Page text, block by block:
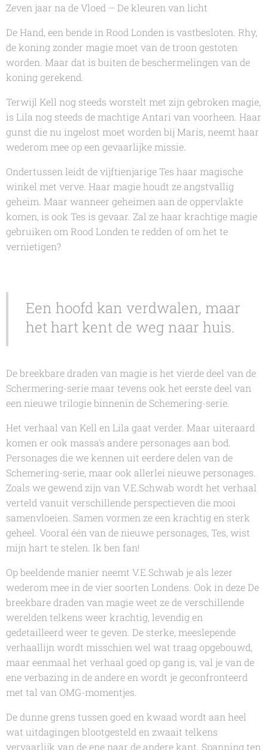
Zeven jaar na de Vloed – De kleuren van licht
De Hand, een bende in Rood Londen is vastbesloten. Rhy,
de koning zonder magie moet van de troon gestoten
worden. Maar dat is buiten de beschermelingen van de
koning gerekend.
Terwijl Kell nog steeds worstelt met zijn gebroken magie,
is Lila nog steeds de machtige Antari van voorheen. Haar
gunst die nu ingelost moet worden bij Maris, neemt haar
wederom mee op een gevaarlijke missie.
Ondertussen leidt de vijftienjarige Tes haar magische
winkel met verve. Haar magie houdt ze angstvallig
geheim. Maar wanneer geheimen aan de oppervlakte
komen, is ook Tes is gevaar. Zal ze haar krachtige magie
gebruiken om Rood Londen te redden of om het te
vernietigen?
Een hoofd kan verdwalen, maar
het hart kent de weg naar huis.
De breekbare draden van magie is het vierde deel van de
Schermering-serie maar tevens ook het eerste deel van
een nieuwe trilogie binnenin de Schemering-serie.
Het verhaal van Kell en Lila gaat verder. Maar uiteraard
komen er ook massa's andere personages aan bod.
Personages die we kennen uit eerdere delen van de
Schemering-serie, maar ook allerlei nieuwe personages.
Zoals we gewend zijn van V.E.Schwab wordt het verhaal
verteld vanuit verschillende perspectieven die mooi
samenvloeien. Samen vormen ze een krachtig en sterk
geheel. Vooral één van de nieuwe personages, Tes, wist
mijn hart te stelen. Ik ben fan!
Op beeldende manier neemt V.E.Schwab je als lezer
wederom mee in de vier soorten Londens. Ook in deze De
breekbare draden van magieweet ze de verschillende
werelden telkens weer krachtig, levendig en
gedetailleerd weer te geven. De sterke, meeslepende
verhaallijn wordt misschien wel wat traag opgebouwd,
maar eenmaal het verhaal goed op gang is, val je van de
ene verbazing in de andere en wordt je geconfronteerd
met tal van OMG-momentjes.
De dunne grens tussen goed en kwaad wordt aan heel
wat uitdagingen blootgesteld en zwaait telkens
vervaarlijk van de ene naar de andere kant. Spanning ten